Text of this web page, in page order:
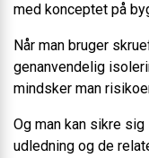
med konceptet på
Når man bruger
genanvendelig
mindsker man
Og man kan sikre
udledning og de